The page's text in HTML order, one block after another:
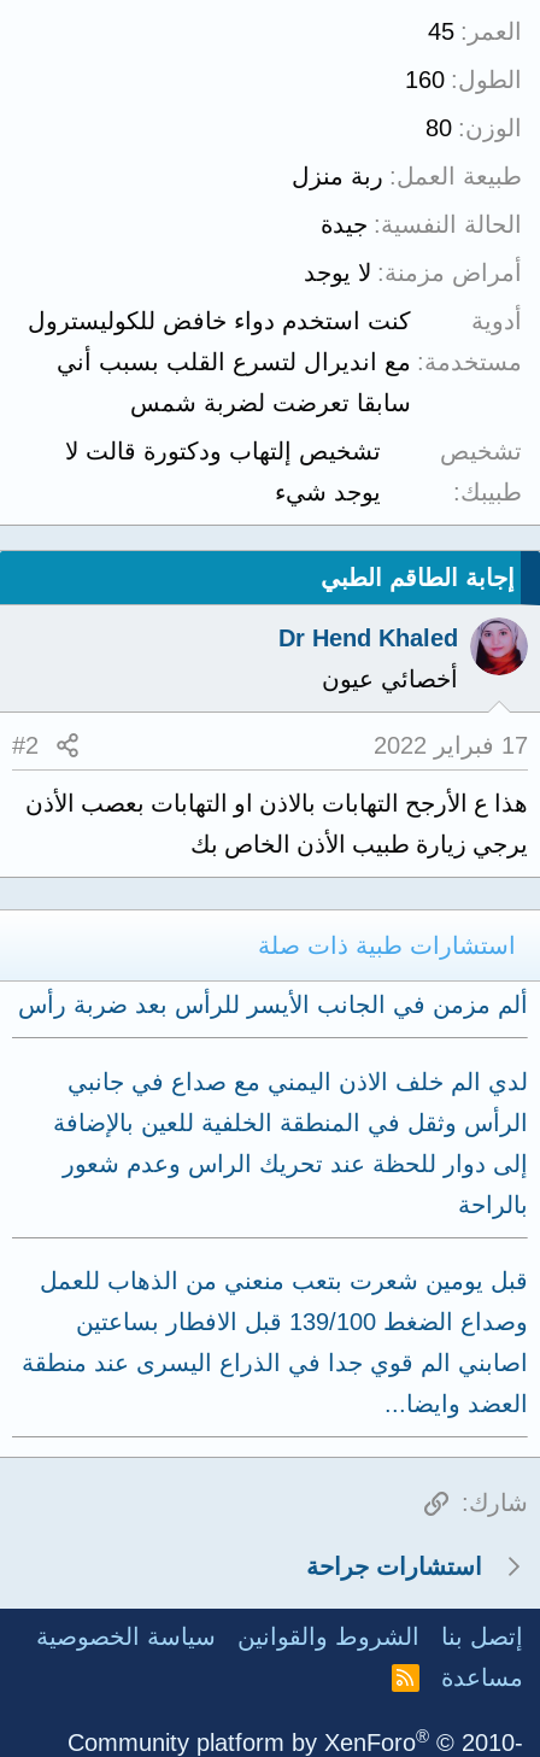
العمر
45
الطول 160
الوزن 80
طبيعة العمل ربة منزل
الحالة النفسية جيدة
أمراض مزمنة لا يوجد
أدوية
مستخدمة
كنت استخدم دواء خافض للكوليسترول
مع انديرال لتسرع القلب بسبب أني
سابقا تعرضت لضربة شمس
تشخيص
طبيبك
تشخيص إلتهاب ودكتورة قالت لا
يوجد شيء
إجابة الطاقم الطبي
Dr Hend Khaled
أخصائي عيون
17 فبراير 2022 #2
هذا ع الأرجح التهابات بالاذن او التهابات بعصب الأذن
يرجي زيارة طبيب الأذن الخاص بك
استشارات طبية ذات صلة
ألم مزمن في الجانب الأيسر للرأس بعد ضربة رأس
لدي الم خلف الاذن اليمني مع صداع في جانبي
الرأس وثقل في المنطقة الخلفية للعين بالإضافة
إلى دوار للحظة عند تحريك الراس وعدم شعور
بالراحة
قبل يومين شعرت بتعب منعني من الذهاب للعمل
وصداع الضغط 139/100 قبل الافطار بساعتين
اصابني الم قوي جدا في الذراع اليسرى عند منطقة
العضد وايضا...
شارك: الرابط
استشارات جراحة
إتصل بنا الشروط والقوانين
سياسة الخصوصية
مساعدة
R
Community platform by XenForo® © 2010-